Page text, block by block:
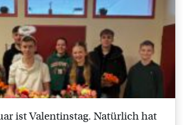
ist Valentinstag. Natürlich hat